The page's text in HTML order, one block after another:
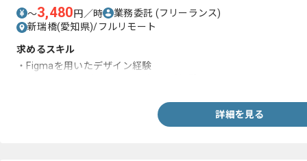
〜3,480円／時 業務委託 (フリーランス)
新瑞橋(愛知県)/フルリモート
求めるスキル
・Figmaを用いたデザイン経験
詳細を見る